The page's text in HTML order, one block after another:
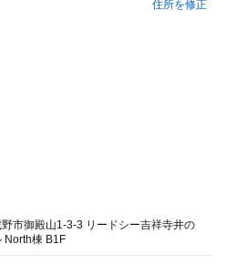
住所を修正
市御殿山1-3-3 リードシー吉祥寺井の
North棟 B1F